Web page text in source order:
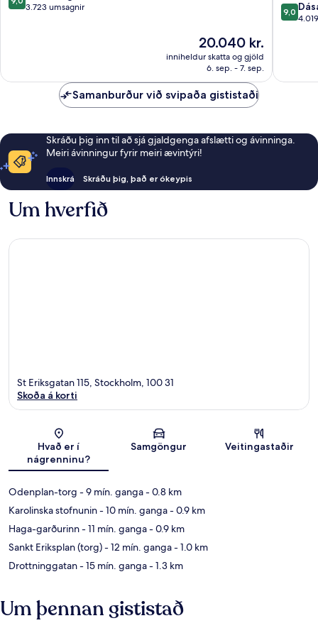
af
3.723 umsagnir
Verðið
er
20.040 kr.
20.040 kr.
inniheldur skatta og gjöld
6. sep. - 7. sep.
9.0
af
9,0
Samanburður við svipaða gististaði
Skráðu þig inn til að sjá gjaldgenga afslætti og ávinninga.
Meiri ávinningur fyrir meiri ævintýri!
Innskrá Skráðu þig, það er ókeypis
Um hverfið
Kort
St Eriksgatan 115, Stockholm, 100 31
Skoða á korti
Hvað er í
nágrenninu?
Samgöngur Veitingastaðir
Odenplan-torg - 9 mín. ganga- 0.8 km
Karolinska stofnunin- 10 mín. ganga- 0.9 km
Haga-garðurinn- 11 mín. ganga- 0.9 km
Sankt Eriksplan (torg)- 12 mín. ganga- 1.0 km
Drottninggatan- 15 mín. ganga- 1.3 km
Um þennan gististað